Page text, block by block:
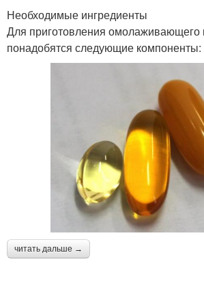
Необходимые ингредиенты
Для приготовления омолаживающего
понадобятся следующие компоненты:
читать дальше →